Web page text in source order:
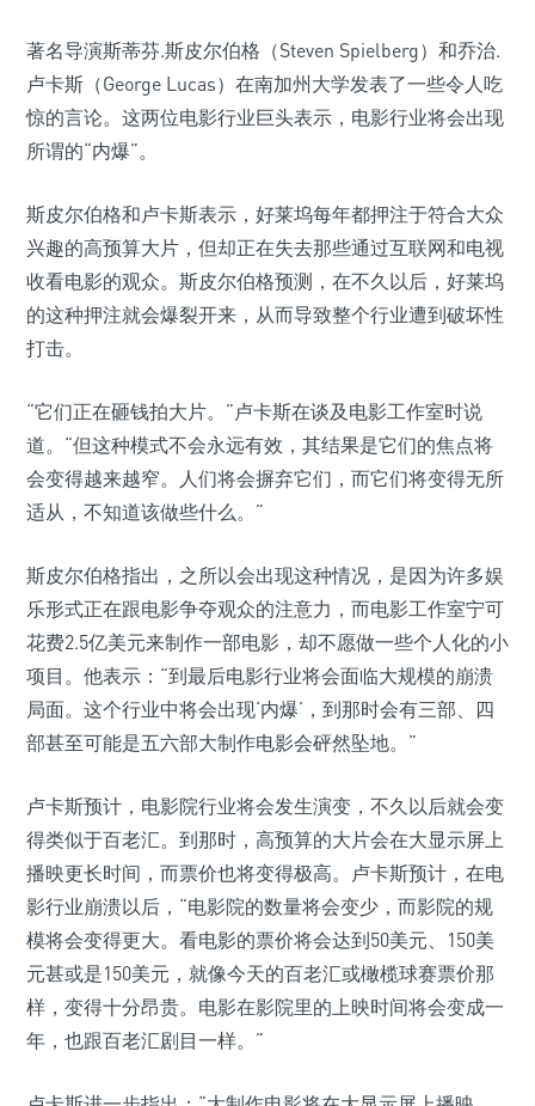
著名导演斯蒂芬.斯皮尔伯格（Steven Spielberg）和乔治.
卢卡斯（George Lucas）在南加州大学发表了一些令人吃
惊的言论。这两位电影行业巨头表示，电影行业将会出现
所谓的“内爆”。
斯皮尔伯格和卢卡斯表示，好莱坞每年都押注于符合大众
兴趣的高预算大片，但却正在失去那些通过互联网和电视
收看电影的观众。斯皮尔伯格预测，在不久以后，好莱坞
的这种押注就会爆裂开来，从而导致整个行业遭到破坏性
打击。
“它们正在砸钱拍大片。”卢卡斯在谈及电影工作室时说
道。“但这种模式不会永远有效，其结果是它们的焦点将
会变得越来越窄。人们将会摒弃它们，而它们将变得无所
适从，不知道该做些什么。”
斯皮尔伯格指出，之所以会出现这种情况，是因为许多娱
乐形式正在跟电影争夺观众的注意力，而电影工作室宁可
花费2.5亿美元来制作一部电影，却不愿做一些个人化的小
项目。他表示：“到最后电影行业将会面临大规模的崩溃
局面。这个行业中将会出现‘内爆’，到那时会有三部、四
部甚至可能是五六部大制作电影会砰然坠地。”
卢卡斯预计，电影院行业将会发生演变，不久以后就会变
得类似于百老汇。到那时，高预算的大片会在大显示屏上
播映更长时间，而票价也将变得极高。卢卡斯预计，在电
影行业崩溃以后，“电影院的数量将会变少，而影院的规
模将会变得更大。看电影的票价将会达到50美元、150美
元甚或是150美元，就像今天的百老汇或橄榄球赛票价那
样，变得十分昂贵。电影在影院里的上映时间将会变成一
年，也跟百老汇剧目一样。”